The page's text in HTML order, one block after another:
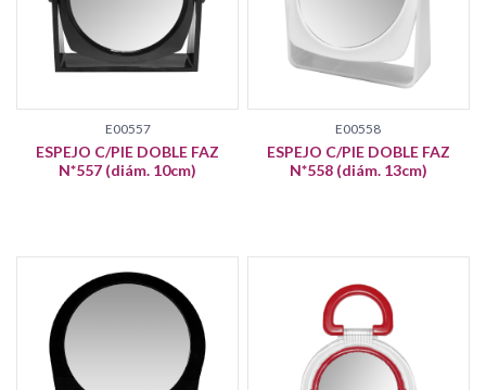
E00557
ESPEJO C/PIE DOBLE FAZ
N*557 (diám. 10cm)
E00558
ESPEJO C/PIE DOBLE FAZ
N*558 (diám. 13cm)